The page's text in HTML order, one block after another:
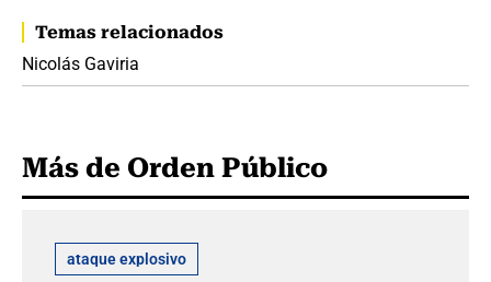
Temas relacionados
Nicolás Gaviria
Más de Orden Público
ataque explosivo